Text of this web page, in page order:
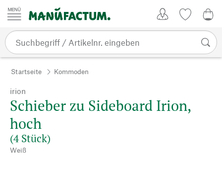
Zum Inhalt springen
Startseite Kommoden
irion
Schieber zu Sideboard Irion,
hoch
(4 Stück)
Weiß